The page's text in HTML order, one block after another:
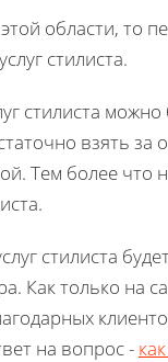
области, то
стилиста.
стилиста
взять
Тем более что
стилиста
Как только на
на вопрос -